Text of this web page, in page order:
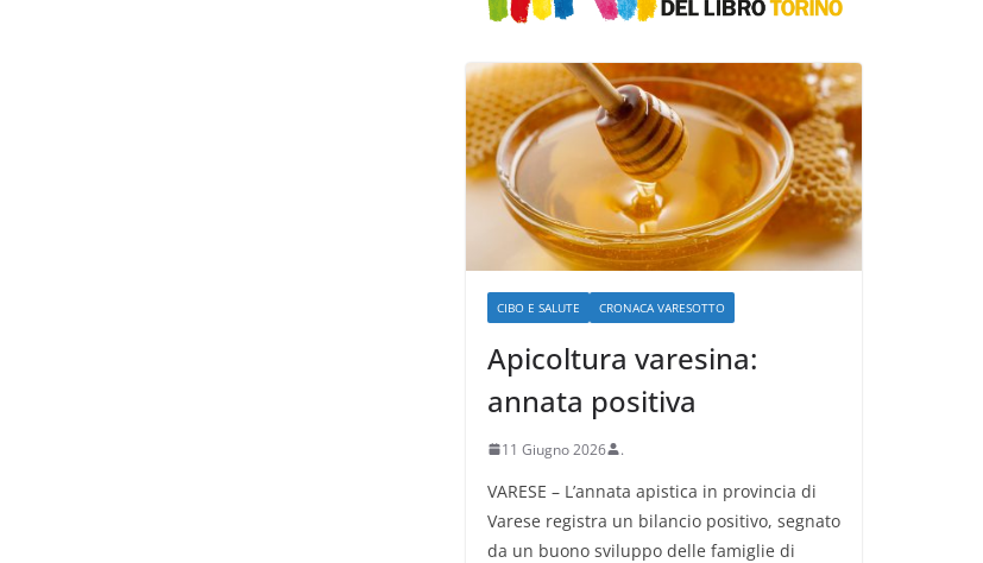
CIBO E SALUTE CRONACA VARESOTTO
Apicoltura varesina:
annata positiva
11 Giugno 2026 .
VARESE – L’annata apistica in provincia di
Varese registra un bilancio positivo, segnato
da un buono sviluppo delle famiglie di